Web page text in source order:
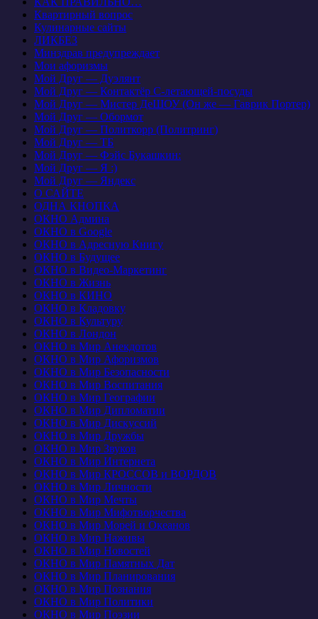
Квартирный вопрос
Кулинарные сайты
ЛИКБЕЗ
Минздрав предупреждает
Мои афоризмы
Мой Друг — Дуэлянт
Мой Друг — Контактёр С-летающей-посуды
Мой Друг — Мистер ДеШОУ (Он же — Гаврик Портер)
Мой Друг — Обормот
Мой Друг — Политкорр (Политринг)
Мой Друг — ТБ
Мой Друг — Фэйс Букашкин:
Мой Друг — Я :)
Мой Друг — Яндекс
О САЙТЕ
ОДНА КНОПКА
ОКНО Админа
ОКНО в Google
ОКНО в Адресную Книгу
ОКНО в Будущее
ОКНО в Видео-Маркетинг
ОКНО в Жизнь
ОКНО в КИНО
ОКНО в Кладовку
ОКНО в Культуру
ОКНО в Лондон
ОКНО в Мир Анекдотов
ОКНО в Мир Афоризмов
ОКНО в Мир Безопасности
ОКНО в Мир Воспитания
ОКНО в Мир Географии
ОКНО в Мир Дипломатии
ОКНО в Мир Дискуссий
ОКНО в Мир Дружбы
ОКНО в Мир Звуков
ОКНО в Мир Интернета
ОКНО в Мир КРОССОВ и ВОРДОВ
ОКНО в Мир Личности
ОКНО в Мир Мечты
ОКНО в Мир Мифотворчества
ОКНО в Мир Морей и Океанов
ОКНО в Мир Наживы
ОКНО в Мир Новостей
ОКНО в Мир Памятных Дат
ОКНО в Мир Планирования
ОКНО в Мир Познания
ОКНО в Мир Политики
ОКНО в Мир Поэзии